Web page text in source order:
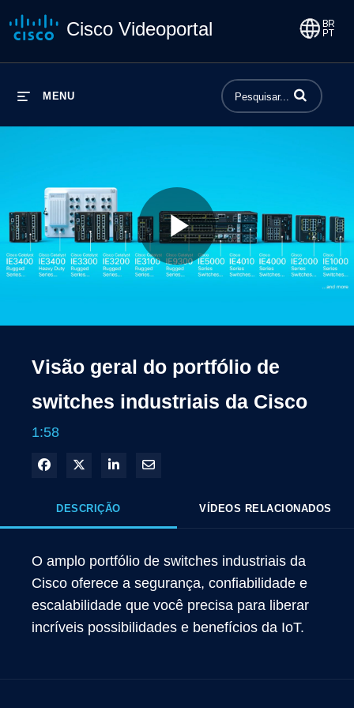
Cisco Videoportal
MENU Insira termos
Play
Visão geral do portfólio de
switches industriais da Cisco
1:58
Compartilhar no Facebook
Compartilhar no X
Compartilhar no LinkedIn
Compartilhar por e-mail
DESCRIÇÃO VÍDEOS RELACIONADOS
O amplo portfólio de switches industriais da
Cisco oferece a segurança, confiabilidade e
escalabilidade que você precisa para liberar
incríveis possibilidades e benefícios da IoT.